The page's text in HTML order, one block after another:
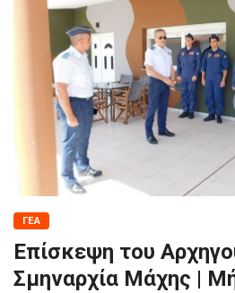
ΓΕΑ
Επίσκεψη του
Σμηναρχία Μάχης |